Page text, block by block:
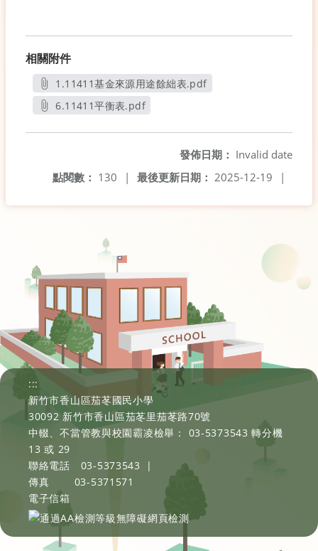
相關附件
1.11411基金來源用途餘絀表.pdf
另開新視窗
6.11411平衡表.pdf
發佈日期： Invalid date
最後更新日期： 2025-12-19 |
點閱數： 130 |
:::
新竹市香山區茄苳國民小學
30092 新竹市香山區茄苳里茄苳路70號
中輟、不當管教與校園霸凌檢舉： 03-5373543 轉分機
13 或 29
聯絡電話
03-5373543
|
傳真
03-5371571
電子信箱